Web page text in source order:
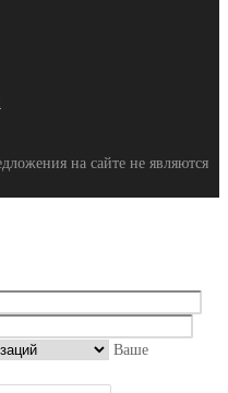
на сайте не являются
Ваше